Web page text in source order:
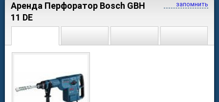
запомнить
Аренда Перфоратор Bosch GBH
11 DE